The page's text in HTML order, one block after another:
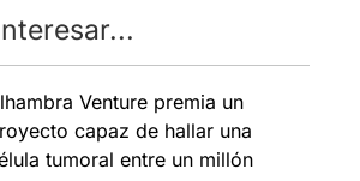
Venture premia un
capaz de hallar una
tumoral entre un millón